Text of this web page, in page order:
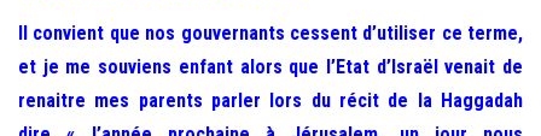
Il convient que nos gouvernants cessent d’utiliser ce terme,
et je me souviens enfant alors que l’Etat d’Israël venait de
renaitre mes parents parler lors du récit de la Haggadah